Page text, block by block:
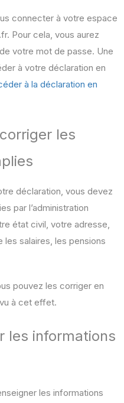
connecter à votre espace
Pour cela, vous aurez
votre mot de passe. Une
à votre déclaration en
à la déclaration en
les
déclaration, vous devez
par l’administration
état civil, votre adresse,
salaires, les pensions
pouvez les corriger en
à cet effet.
les informations
les informations